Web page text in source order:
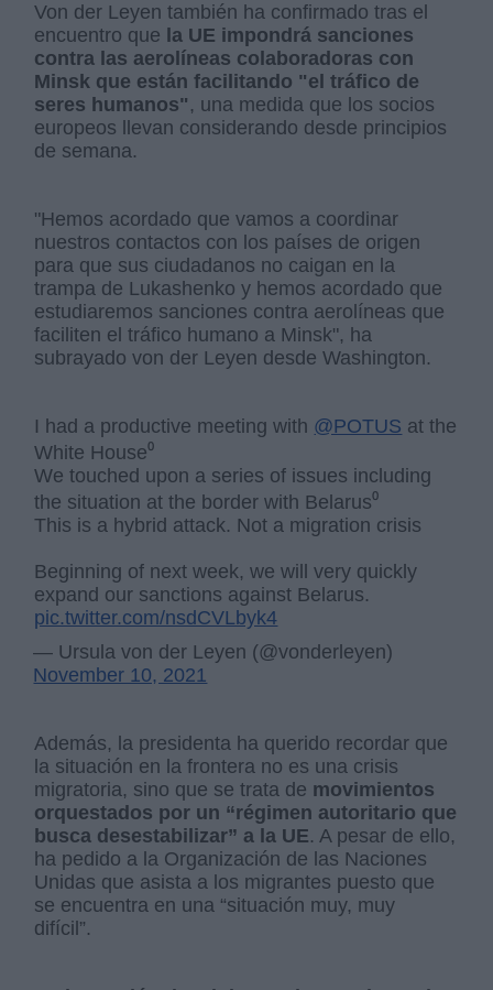
Von der Leyen también ha confirmado tras el
encuentro que la UE impondrá sanciones
contra las aerolíneas colaboradoras con
Minsk que están facilitando "el tráfico de
seres humanos" , una medida que los socios
europeos llevan considerando desde principios
de semana.
"Hemos acordado que vamos a coordinar
nuestros contactos con los países de origen
para que sus ciudadanos no caigan en la
trampa de Lukashenko y hemos acordado que
estudiaremos sanciones contra aerolíneas que
faciliten el tráfico humano a Minsk", ha
subrayado von der Leyen desde Washington.
I had a productive meeting with @POTUS at the
White House⁰
We touched upon a series of issues including
the situation at the border with Belarus⁰
This is a hybrid attack. Not a migration crisis
Beginning of next week, we will very quickly
expand our sanctions against Belarus.
pic.twitter.com/nsdCVLbyk4
— Ursula von der Leyen (@vonderleyen)
November 10, 2021
Además, la presidenta ha querido recordar que
la situación en la frontera no es una crisis
migratoria, sino que se trata de movimientos
orquestados por un “régimen autoritario que
busca desestabilizar” a la UE. A pesar de ello,
ha pedido a la Organización de las Naciones
Unidas que asista a los migrantes puesto que
se encuentra en una “situación muy, muy
difícil”.